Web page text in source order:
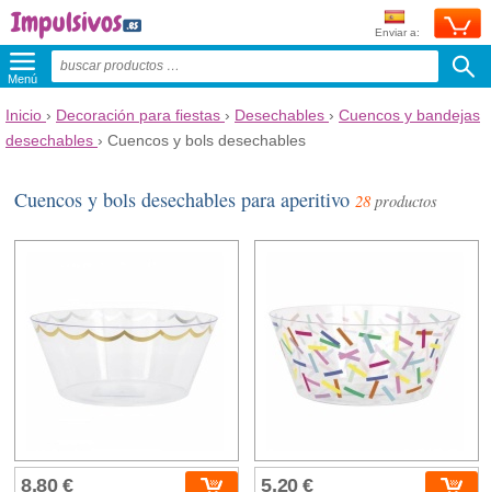
Enviar a:
Menú
Inicio › Decoración para fiestas › Desechables › Cuencos y bandejas
desechables › Cuencos y bols desechables
Cuencos y bols desechables para aperitivo28 productos
8,80 € 5,20 €